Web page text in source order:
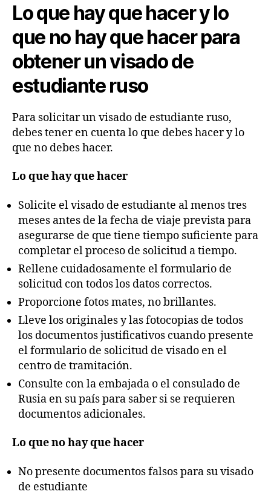
Lo que hay que hacer y lo
que no hay que hacer para
obtener un visado de
estudiante ruso
Para solicitar un visado de estudiante ruso,
debes tener en cuenta lo que debes hacer y lo
que no debes hacer.
Lo que hay que hacer
Solicite el visado de estudiante al menos tres
meses antes de la fecha de viaje prevista para
asegurarse de que tiene tiempo suficiente para
completar el proceso de solicitud a tiempo.
Rellene cuidadosamente el formulario de
solicitud con todos los datos correctos.
Proporcione fotos mates, no brillantes.
Lleve los originales y las fotocopias de todos
los documentos justificativos cuando presente
el formulario de solicitud de visado en el
centro de tramitación.
Consulte con la embajada o el consulado de
Rusia en su país para saber si se requieren
documentos adicionales.
Lo que no hay que hacer
No presente documentos falsos para su visado
de estudiante